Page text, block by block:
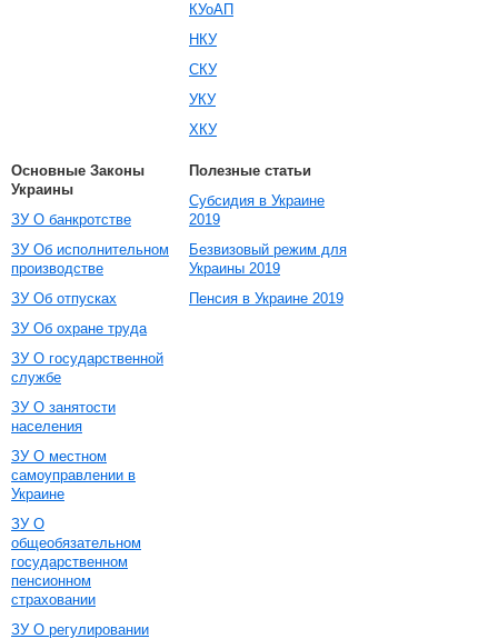
КУоАП
НКУ
СКУ
УКУ
ХКУ
Основные Законы
Украины
ЗУ О банкротстве
ЗУ Об исполнительном
производстве
ЗУ Об отпусках
ЗУ Об охране труда
ЗУ О государственной
службе
ЗУ О занятости
населения
ЗУ О местном
самоуправлении в
Украине
ЗУ О
общеобязательном
государственном
пенсионном
страховании
ЗУ О регулировании
Полезные статьи
Субсидия в Украине
2019
Безвизовый режим для
Украины 2019
Пенсия в Украине 2019